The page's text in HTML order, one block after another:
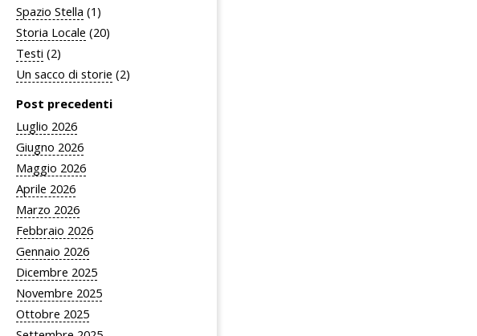
Spazio Stella (1)
Storia Locale (20)
Testi (2)
Un sacco di storie (2)
Post precedenti
Luglio 2026
Giugno 2026
Maggio 2026
Aprile 2026
Marzo 2026
Febbraio 2026
Gennaio 2026
Dicembre 2025
Novembre 2025
Ottobre 2025